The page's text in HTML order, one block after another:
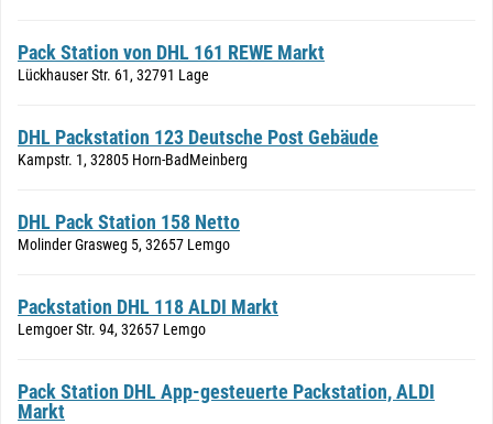
Pack Station von DHL 161 REWE Markt
Lückhauser Str. 61, 32791 Lage
DHL Packstation 123 Deutsche Post Gebäude
Kampstr. 1, 32805 Horn-BadMeinberg
DHL Pack Station 158 Netto
Molinder Grasweg 5, 32657 Lemgo
Packstation DHL 118 ALDI Markt
Lemgoer Str. 94, 32657 Lemgo
Pack Station DHL App-gesteuerte Packstation, ALDI
Markt